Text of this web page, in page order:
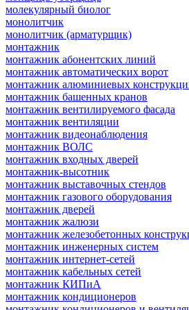
молекулярный биолог
монолитчик
монолитчик (арматурщик)
монтажник
монтажник абонентских линий
монтажник автоматических ворот
монтажник алюминиевых
монтажник башенных кранов
монтажник вентилируемого фасада
монтажник вентиляции
монтажник видеонаблюдения
монтажник ВОЛС
монтажник входных дверей
монтажник-высотник
монтажник выставочных стендов
монтажник газового оборудования
монтажник дверей
монтажник жалюзи
монтажник железобетонных
монтажник инженерных систем
монтажник интернет-сетей
монтажник кабельных сетей
монтажник КИПиА
монтажник кондиционеров